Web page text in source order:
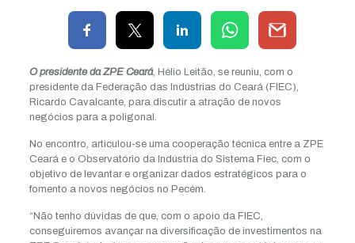
O presidente da ZPE Ceará, Hélio Leitão, se reuniu, com o
presidente da Federação das Indústrias do Ceará (FIEC),
Ricardo Cavalcante, para discutir a atração de novos
negócios para a poligonal.
No encontro, articulou-se uma cooperação técnica entre a ZPE
Ceará e o Observatório da Indústria do Sistema Fiec, com o
objetivo de levantar e organizar dados estratégicos para o
fomento a novos negócios no Pecém.
“Não tenho dúvidas de que, com o apoio da FIEC,
conseguiremos avançar na diversificação de investimentos na